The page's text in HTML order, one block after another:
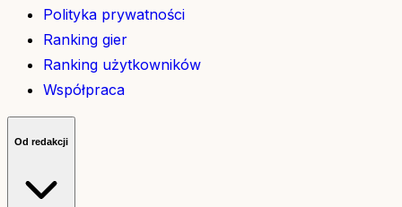
Polityka prywatności
Ranking gier
Ranking użytkowników
Współpraca
Od redakcji